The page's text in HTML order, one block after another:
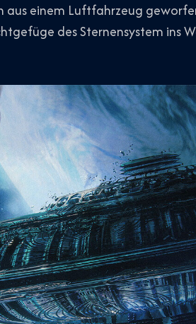
einem Luftfahrzeug
des Sternensystem ins